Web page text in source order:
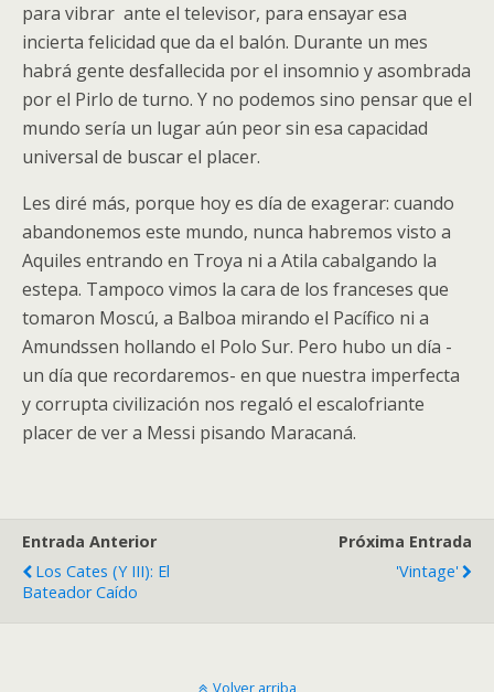
para vibrar ante el televisor, para ensayar esa
incierta felicidad que da el balón. Durante un mes
habrá gente desfallecida por el insomnio y asombrada
por el Pirlo de turno. Y no podemos sino pensar que el
mundo sería un lugar aún peor sin esa capacidad
universal de buscar el placer.
Les diré más, porque hoy es día de exagerar: cuando
abandonemos este mundo, nunca habremos visto a
Aquiles entrando en Troya ni a Atila cabalgando la
estepa. Tampoco vimos la cara de los franceses que
tomaron Moscú, a Balboa mirando el Pacífico ni a
Amundssen hollando el Polo Sur. Pero hubo un día -
un día que recordaremos- en que nuestra imperfecta
y corrupta civilización nos regaló el escalofriante
placer de ver a Messi pisando Maracaná.
Entrada Anterior
Los Cates (y III): El
Bateador Caído
Próxima Entrada
'Vintage'
Volver arriba